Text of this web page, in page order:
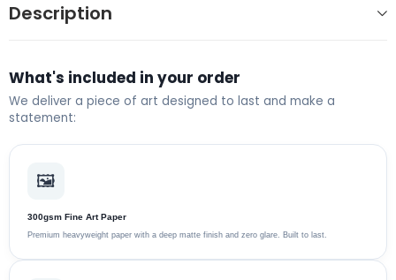
Description
What's included in your order
We deliver a piece of art designed to last and make a
statement:
🖼️
300gsm Fine Art Paper
Premium heavyweight paper with a deep matte finish and zero glare. Built to last.